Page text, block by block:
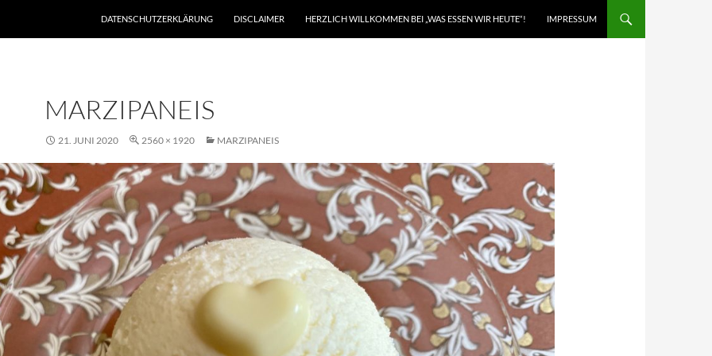
DATENSCHUTZERKLÄRUNG DISCLAIMER HERZLICH WILLKOMMEN BEI „WAS ESSEN WIR HEUTE“! IMPRESSUM
MARZIPANEIS
21. JUNI 2020 2560 × 1920 MARZIPANEIS